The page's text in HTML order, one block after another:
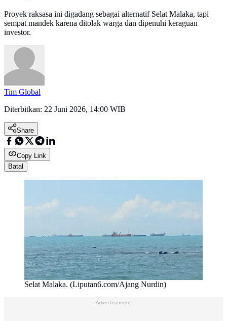
Proyek raksasa ini digadang sebagai alternatif Selat Malaka, tapi
sempat mandek karena ditolak warga dan dipenuhi keraguan
investor.
Tim Global
Diterbitkan: 22 Juni 2026, 14:00 WIB
Share
Copy Link
Batal
Selat Malaka. (Liputan6.com/Ajang Nurdin)
Advertisement